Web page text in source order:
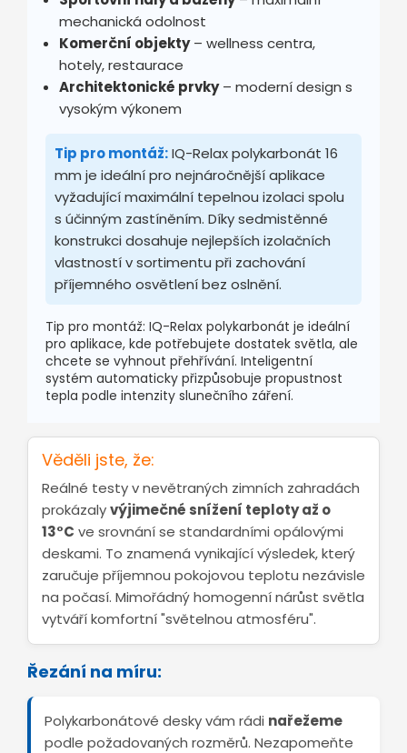
mechanická odolnost
Komerční objekty– wellness centra,
hotely, restaurace
Architektonické prvky– moderní design s
vysokým výkonem
Tip pro montáž:IQ-Relax polykarbonát 16
mm je ideální pro nejnáročnější aplikace
vyžadující maximální tepelnou izolaci spolu
s účinným zastíněním. Díky sedmistěnné
konstrukci dosahuje nejlepších izolačních
vlastností v sortimentu při zachování
příjemného osvětlení bez oslnění.
Tip pro montáž: IQ-Relax polykarbonát je ideální
pro aplikace, kde potřebujete dostatek světla, ale
chcete se vyhnout přehřívání. Inteligentní
systém automaticky přizpůsobuje propustnost
tepla podle intenzity slunečního záření.
Věděli jste, že:
Reálné testy v nevětraných zimních zahradách
prokázalyvýjimečné snížení teploty až o
13°C ve srovnání se standardními opálovými
deskami. To znamená vynikající výsledek, který
zaručuje příjemnou pokojovou teplotu nezávisle
na počasí. Mimořádný homogenní nárůst světla
vytváří komfortní "světelnou atmosféru".
Řezání na míru:
Polykarbonátové desky vám rádi nařežeme
podle požadovaných rozměrů. Nezapomeňte